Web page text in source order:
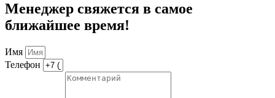
Менеджер свяжется в самое
ближайшее время!
Имя
Телефон